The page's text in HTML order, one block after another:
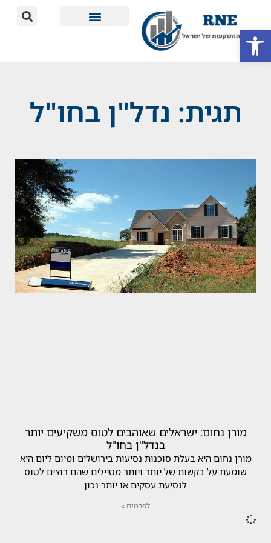
תגית: נדל"ן בחו"ל
מורן נחום: ישראלים שאוהבים לטוס משקיעים יותר
בנדל"ן בחו"ל
מורן נחום היא בעלת סוכנות נסיעות בירושלים ומיום ליום היא
שומעת על בקשות של יותר ויותר מטיילים שהם רוצים לטוס
לנסיעת עסקים או יותר נכון
לפרטים »
פתח סרגל נגישות